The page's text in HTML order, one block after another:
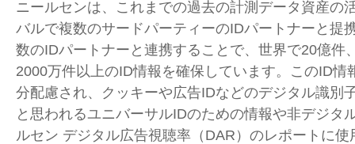
ニールセンは、これまでの過去の計測データ資産の
バルで複数のサードパーティーのIDパートナーと提
数のIDパートナーと連携することで、世界で20億件
2000万件以上のID情報を確保しています。このID情
分配慮され、クッキーや広告IDなどのデジタル識別
と思われるユニバーサルIDのための情報や非デジタ
ルセン デジタル広告視聴率（DAR）のレポートに